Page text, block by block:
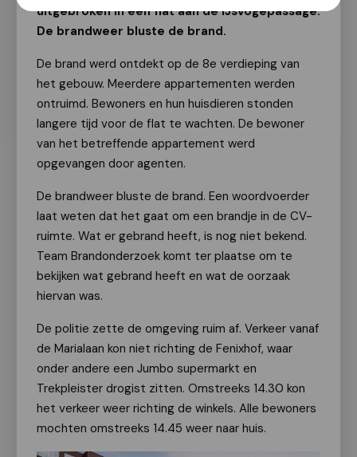
uitgebroken in een flat aan de IJsvogepassage.
De brandweer bluste de brand.
De brand werd ontdekt op de 8e verdieping van
het gebouw. Meerdere appartementen werden
ontruimd. Bewoners en hun huisdieren stonden
langere tijd voor de flat te wachten. De bewoner
van het betreffende appartement werd
opgevangen door agenten.
De brandweer bluste de brand. Een woordvoerder
laat weten dat het gaat om een brandje in de CV-
ruimte. Wat er gebrand heeft, is nog niet bekend.
Team Brandonderzoek komt ter plaatse om te
bekijken wat gebrand heeft en wat de oorzaak
hiervan was.
De politie zette de omgeving ruim af. Verkeer vanaf
de Marialaan kon niet richting de Fenixhof, waar
onder andere een Jumbo supermarkt en
Trekpleister drogist zitten. Omstreeks 14.30 kon
het verkeer weer richting de winkels. Alle bewoners
mochten omstreeks 14.45 weer naar huis.